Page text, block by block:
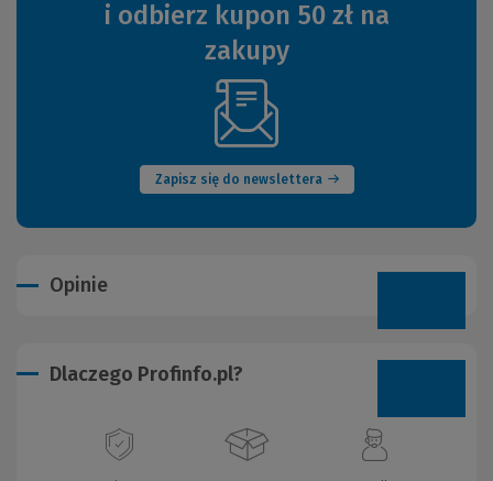
i odbierz kupon 50 zł na
zakupy
Zapisz się do newslettera
(Nowe
okno)
Opinie
Dlaczego Profinfo.pl?